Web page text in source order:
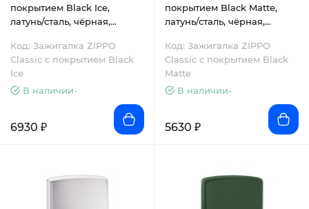
покрытием Black Ice,
латунь/сталь, чёрная,
Код: Зажигалка ZIPPO
Classic с покрытием Black
Ice
В наличии-
6930 ₽
покрытием Black Matte,
латунь/сталь, чёрная,
Код: Зажигалка ZIPPO
Classic с покрытием Black
Matte
В наличии-
5630 ₽